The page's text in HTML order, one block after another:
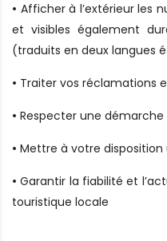
• Afficher à l’extérieur les
et visibles également
(traduits en deux langues
• Traiter vos réclamations
• Respecter une démarche
• Mettre à votre disposition
• Garantir la fiabilité et
touristique locale